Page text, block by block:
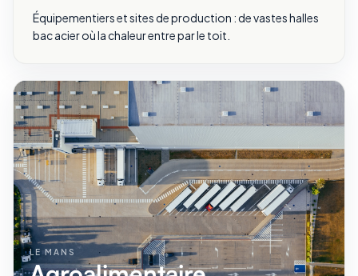
Équipementiers et sites de production : de vastes halles
bac acier où la chaleur entre par le toit.
LE MANS